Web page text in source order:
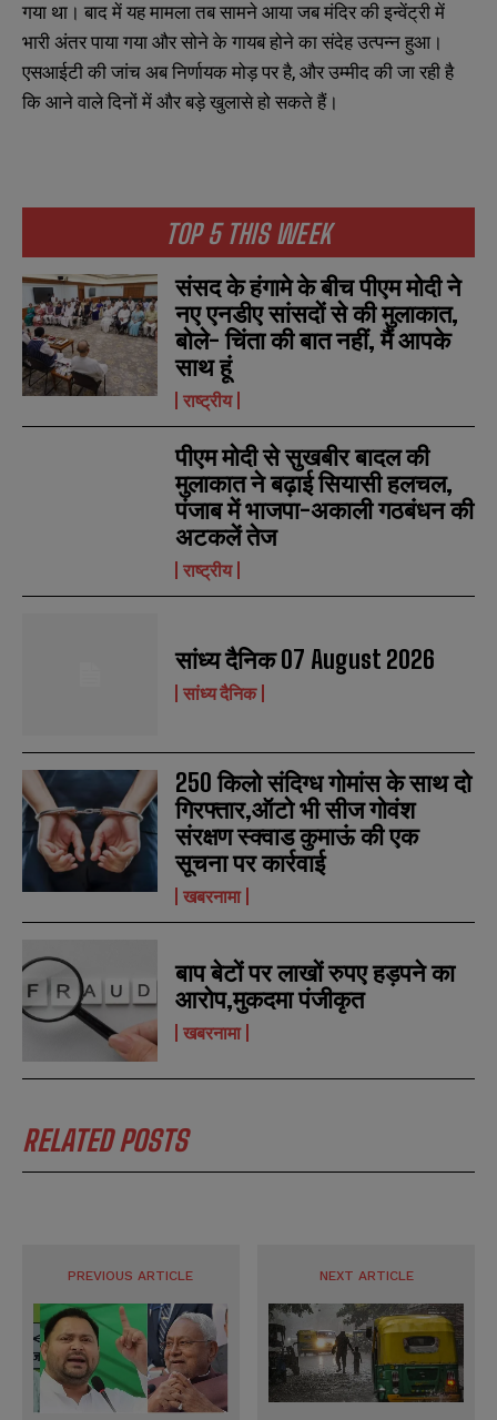
a
m
e
*
E
m
a
i
N
u
b
SUBMIT
a
m
e
*
E
m
a
i
N
u
b
SUBMIT
TOP 5 THIS WEEK
संसद के हंगामे के बीच पीएम मोदी ने
नए एनडीए सांसदों से की मुलाकात,
बोले- चिंता की बात नहीं, मैं आपके
साथ हूं
राष्ट्रीय
पीएम मोदी से सुखबीर बादल की
मुलाकात ने बढ़ाई सियासी हलचल,
पंजाब में भाजपा-अकाली गठबंधन की
अटकलें तेज
राष्ट्रीय
सांध्य दैनिक 07 August 2026
सांध्य दैनिक
250 किलो संदिग्ध गोमांस के साथ दो
गिरफ्तार,ऑटो भी सीज गोवंश
संरक्षण स्क्वाड कुमाऊं की एक
सूचना पर कार्रवाई
खबरनामा
बाप बेटों पर लाखों रुपए हड़पने का
आरोप,मुकदमा पंजीकृत
खबरनामा
RELATED POSTS
गया था। बाद में यह मामला तब सामने आया जब मंदिर की इन्वेंट्री में
भारी अंतर पाया गया और सोने के गायब होने का संदेह उत्पन्न हुआ।
एसआईटी की जांच अब निर्णायक मोड़ पर है, और उम्मीद की जा रही है
कि आने वाले दिनों में और बड़े खुलासे हो सकते हैं।
PREVIOUS ARTICLE NEXT ARTICLE